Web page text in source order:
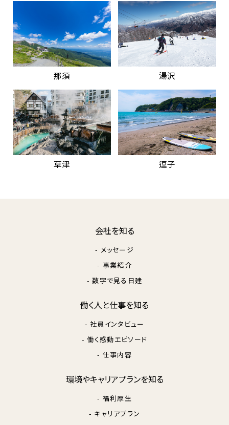
那須 湯沢
草津 逗子
会社を知る
- メッセージ
- 事業紹介
- 数字で見る日建
働く⼈と仕事を知る
- 社員インタビュー
- 働く感動エピソード
- 仕事内容
環境やキャリアプランを知る
- 福利厚⽣
- キャリアプラン